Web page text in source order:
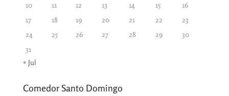
10
11 12 13 14 15
16
17
18 19 20 21 22
23
24
25 26 27 28 29
30
31
« Jul
Comedor Santo Domingo